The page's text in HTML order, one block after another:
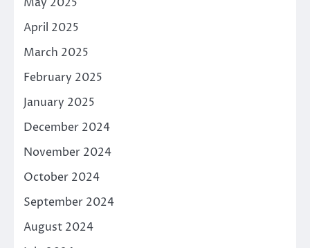
April 2025
March 2025
February 2025
January 2025
December 2024
November 2024
October 2024
September 2024
August 2024